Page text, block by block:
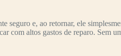
seguro e, ao retornar, ele
com altos gastos de reparo. Sem